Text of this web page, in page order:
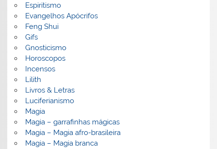
Espiritismo
Evangelhos Apócrifos
Feng Shui
Gifs
Gnosticismo
Horoscopos
Incensos
Lilith
Livros & Letras
Luciferianismo
Magia
Magia – garrafinhas mágicas
Magia – Magia afro-brasileira
Magia – Magia branca